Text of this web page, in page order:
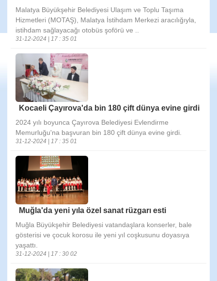
Malatya Büyükşehir Belediyesi Ulaşım ve Toplu Taşıma
Hizmetleri (MOTAŞ), Malatya İstihdam Merkezi aracılığıyla,
istihdam sağlayacağı otobüs şoförü ve ..
31-12-2024 | 17 : 35 01
Kocaeli Çayırova'da bin 180 çift dünya evine girdi
2024 yılı boyunca Çayırova Belediyesi Evlendirme
Memurluğu'na başvuran bin 180 çift dünya evine girdi.
31-12-2024 | 17 : 35 01
Muğla'da yeni yıla özel sanat rüzgarı esti
Muğla Büyükşehir Belediyesi vatandaşlara konserler, bale
gösterisi ve çocuk korosu ile yeni yıl coşkusunu doyasıya
yaşattı.
31-12-2024 | 17 : 30 02